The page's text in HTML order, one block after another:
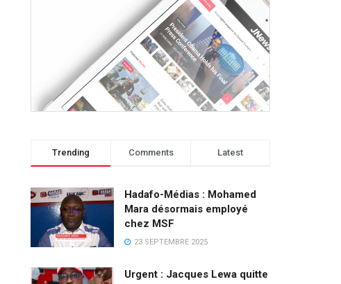
Trending Comments Latest
Hadafo-Médias : Mohamed
Mara désormais employé
chez MSF
23 SEPTEMBRE 2025
Urgent : Jacques Lewa quitte